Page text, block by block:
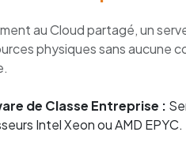
au Cloud partagé, un
physiques sans aucune
de Classe Entreprise :
Intel Xeon ou AMD EPYC.